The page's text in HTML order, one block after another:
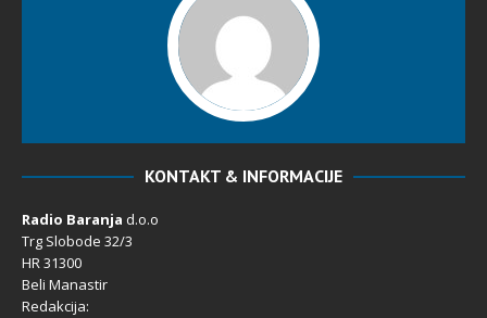
KONTAKT & INFORMACIJE
Radio Baranja d.o.o
Trg Slobode 32/3
HR 31300
Beli Manastir
Redakcija: